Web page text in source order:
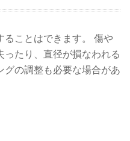
ることはできます。 傷や
ったり、直径が損なわれる
グの調整も必要な場合があ